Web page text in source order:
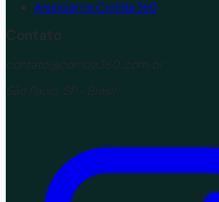
Anunciar no Corrida 360
Contato
contato@corrida360.com.br
São Paulo, SP - Brasil